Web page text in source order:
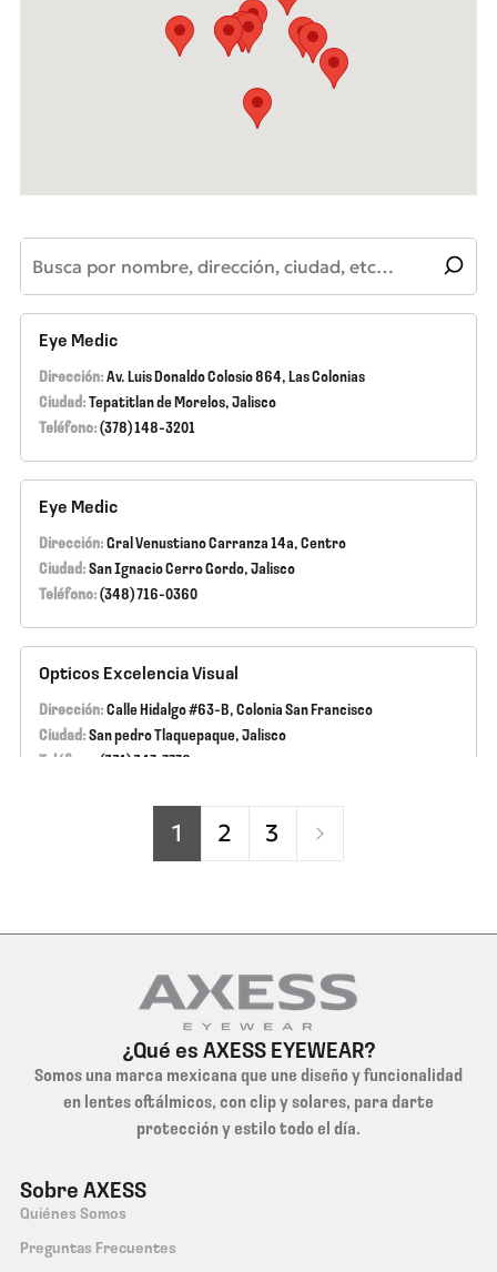
Eye Medic
Dirección: Av. Luis Donaldo Colosio 864, Las Colonias
Ciudad: Tepatitlan de Morelos, Jalisco
Teléfono: (378) 148-3201
Eye Medic
Dirección: Gral Venustiano Carranza 14a, Centro
Ciudad: San Ignacio Cerro Gordo, Jalisco
Teléfono: (348) 716-0360
Opticos Excelencia Visual
Dirección: Calle Hidalgo #63-B, Colonia San Francisco
Ciudad: San pedro Tlaquepaque, Jalisco
Teléfono:
(331) 347-7779
Opticas Hannia
Calle 30 #185, Colonia 25
Ciudad: Merida, Yucatan
Teléfono: (999) 94-4 8391
Dirección:Calle 21 #381, San Francisco Chuburna
Teléfono:
1 2 3
¿Qué es AXESS EYEWEAR?
Somos una marca mexicana que une diseño y funcionalidad
en lentes oftálmicos, con clip y solares, para darte
protección y estilo todo el día.
Sobre AXESS
Quiénes Somos
Preguntas Frecuentes